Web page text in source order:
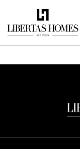
[listings_with_details
sort="id" ord="DESC"